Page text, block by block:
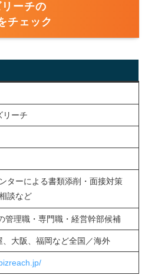
リーチの
チェック
リーチ
ターによる書類添削・面接対策
談など
管理職・専門職・経営幹部候補
、大阪、福岡など全国／海外